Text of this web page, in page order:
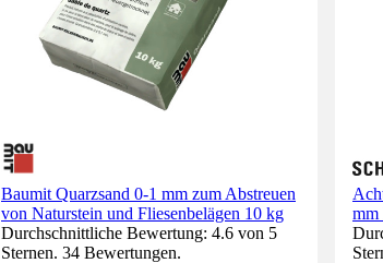
Baumit Quarzsand 0-1 mm zum Abstreuen
von Naturstein und Fliesenbelägen 10 kg
Durchschnittliche Bewertung: 4.6 von 5
Sternen. 34 Bewertungen.
mm